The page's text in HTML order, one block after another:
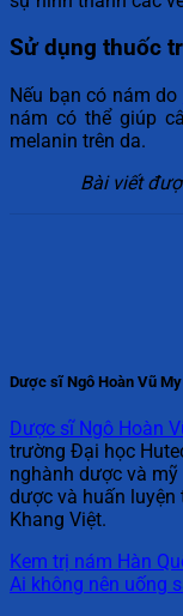
Sử dụng thuốc
Nếu bạn có nám do
nám có thể giúp
melanin trên da.
Bài viết
Dược sĩ Ngô Hoàn Vũ My
Dược sĩ Ngô Hoàn
trường Đại học
nghành dược và
dược và huấn
Khang Việt.
Kem trị nám Hàn
Ai không nên uống